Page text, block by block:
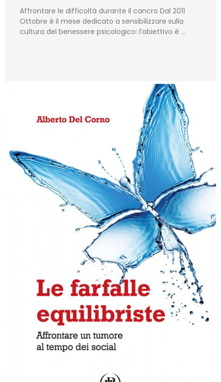
Affrontare le difficoltà durante il cancro Dal 2011
Ottobre è il mese dedicato a sensibilizzare sulla
cultura del benessere psicologico: l’obiettivo è …